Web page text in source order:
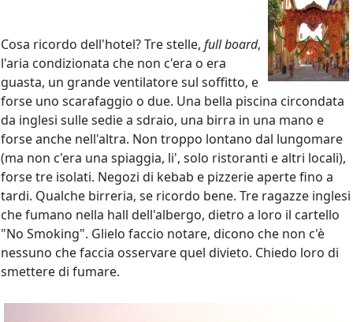
Cosa ricordo dell'hotel? Tre stelle, full board,
l'aria condizionata che non c'era o era
guasta, un grande ventilatore sul soffitto, e
forse uno scarafaggio o due. Una bella piscina circondata
da inglesi sulle sedie a sdraio, una birra in una mano e
forse anche nell'altra. Non troppo lontano dal lungomare
(ma non c'era una spiaggia, li', solo ristoranti e altri locali),
forse tre isolati. Negozi di kebab e pizzerie aperte fino a
tardi. Qualche birreria, se ricordo bene. Tre ragazze inglesi
che fumano nella hall dell'albergo, dietro a loro il cartello
"No Smoking". Glielo faccio notare, dicono che non c'è
nessuno che faccia osservare quel divieto. Chiedo loro di
smettere di fumare.